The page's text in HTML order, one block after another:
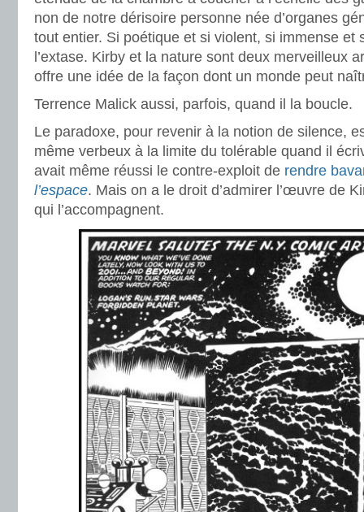
non de notre dérisoire personne née d’organes
tout entier. Si poétique et si violent, si immense et
l’extase. Kirby et la nature sont deux merveilleux
offre une idée de la façon dont un monde peut
Terrence Malick aussi, parfois, quand il la boucle.
Le paradoxe, pour revenir à la notion de silence,
même verbeux à la limite du tolérable quand il
avait même réussi le contre-exploit de rendre
l’espace. Mais on a le droit d’admirer l’œuvre de
qui l’accompagnent.